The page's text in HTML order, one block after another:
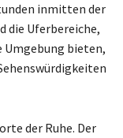
inmitten der
die Uferbereiche,
Umgebung bieten,
der Ruhe. Der